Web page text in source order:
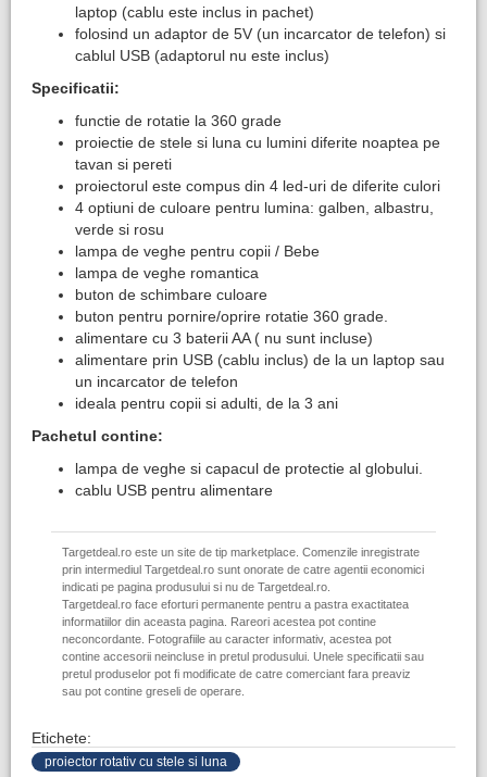
laptop (cablu este inclus in pachet)
folosind un adaptor de 5V (un incarcator de telefon) si
cablul USB (adaptorul nu este inclus)
Specificatii:
functie de rotatie la 360 grade
proiectie de stele si luna cu lumini diferite noaptea pe
tavan si pereti
proiectorul este compus din 4 led-uri de diferite culori
4 optiuni de culoare pentru lumina: galben, albastru,
verde si rosu
lampa de veghe pentru copii / Bebe
lampa de veghe romantica
buton de schimbare culoare
buton pentru pornire/oprire rotatie 360 grade.
alimentare cu 3 baterii AA ( nu sunt incluse)
alimentare prin USB (cablu inclus) de la un laptop sau
un incarcator de telefon
ideala pentru copii si adulti, de la 3 ani
Pachetul contine:
lampa de veghe si capacul de protectie al globului.
cablu USB pentru alimentare
Targetdeal.ro este un site de tip marketplace. Comenzile inregistrate
prin intermediul Targetdeal.ro sunt onorate de catre agentii economici
indicati pe pagina produsului si nu de Targetdeal.ro.
Targetdeal.ro face eforturi permanente pentru a pastra exactitatea
informatiilor din aceasta pagina. Rareori acestea pot contine
neconcordante. Fotografiile au caracter informativ, acestea pot
contine accesorii neincluse in pretul produsului. Unele specificatii sau
pretul produselor pot fi modificate de catre comerciant fara preaviz
sau pot contine greseli de operare.
Etichete:
proiector rotativ cu stele si luna